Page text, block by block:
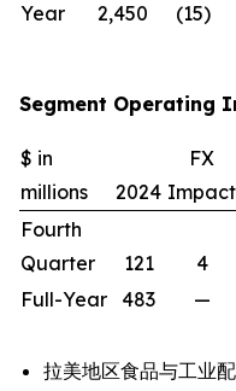
Year
2,450 (15)
Segment Operating
$ in
millions
2024
FX
Impact
Fourth
Quarter
121 4
Full-Year
483 —
拉美地区食品与工业